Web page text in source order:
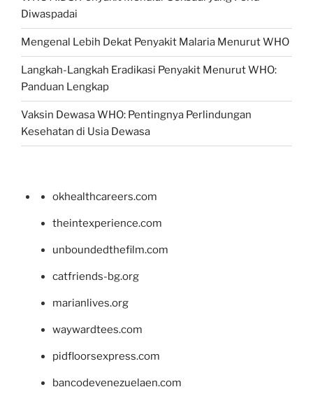
Diwaspadai
Mengenal Lebih Dekat Penyakit Malaria Menurut WHO
Langkah-Langkah Eradikasi Penyakit Menurut WHO:
Panduan Lengkap
Vaksin Dewasa WHO: Pentingnya Perlindungan
Kesehatan di Usia Dewasa
okhealthcareers.com
theintexperience.com
unboundedthefilm.com
catfriends-bg.org
marianlives.org
waywardtees.com
pidfloorsexpress.com
bancodevenezuelaen.com